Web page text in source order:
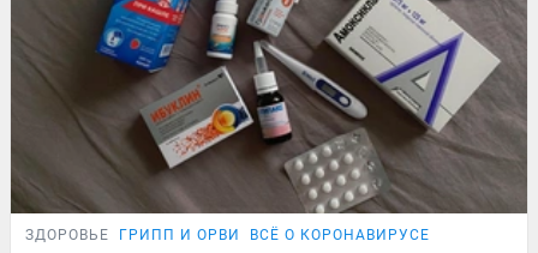
ЗДОРОВЬЕ ГРИПП И ОРВИ ВСЁ О КОРОНАВИРУСЕ